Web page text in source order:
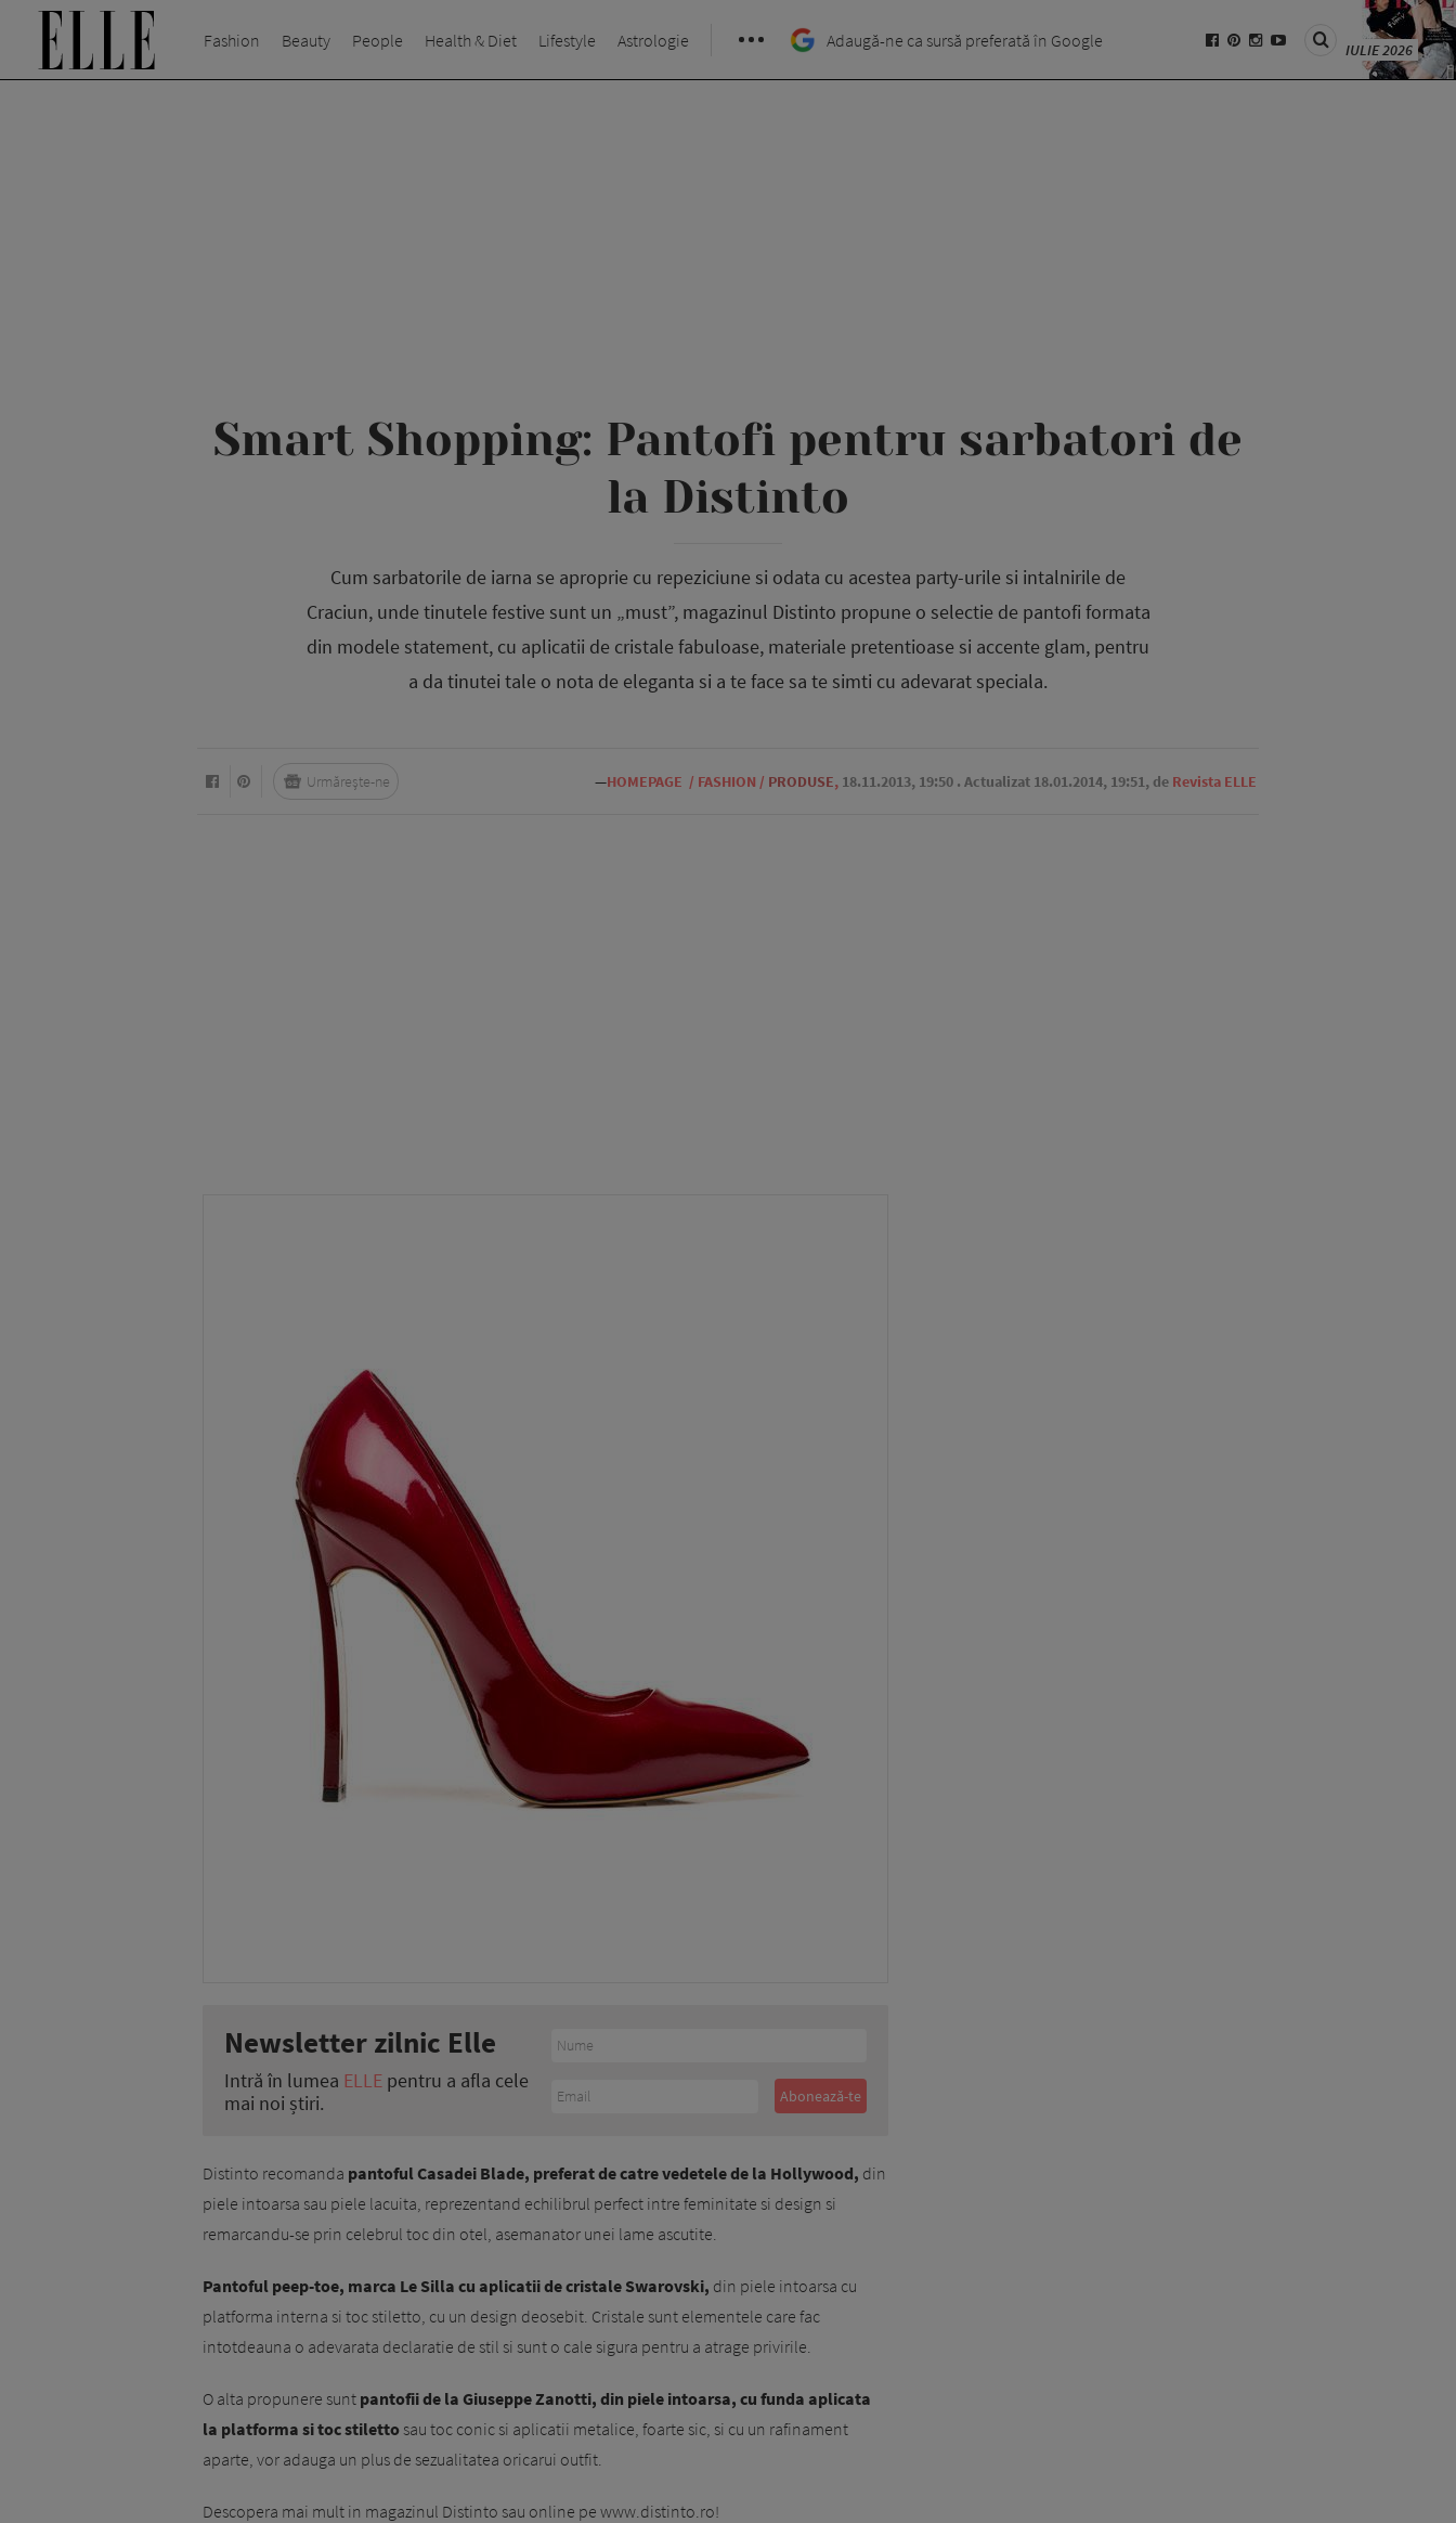
Fashion Beauty People Health & Diet Lifestyle Astrologie Adaugă-ne ca sursă preferată în Google IULIE 2026
Smart Shopping: Pantofi pentru sarbatori de
la Distinto
Cum sarbatorile de iarna se aproprie cu repeziciune si odata cu acestea party-urile si intalnirile de
Craciun, unde tinutele festive sunt un „must”, magazinul Distinto propune o selectie de pantofi formata
din modele statement, cu aplicatii de cristale fabuloase, materiale pretentioase si accente glam, pentru
a da tinutei tale o nota de eleganta si a te face sa te simti cu adevarat speciala.
—HOMEPAGE / FASHION / PRODUSE, 18.11.2013, 19:50 . Actualizat 18.01.2014, 19:51, de Revista ELLE
Urmărește-ne
Newsletter zilnic Elle
Intră în lumea ELLE pentru a afla cele
mai noi știri.
Distinto recomanda pantoful Casadei Blade, preferat de catre vedetele de la Hollywood, din
piele intoarsa sau piele lacuita, reprezentand echilibrul perfect intre feminitate si design si
remarcandu-se prin celebrul toc din otel, asemanator unei lame ascutite.
Pantoful peep-toe, marca Le Silla cu aplicatii de cristale Swarovski, din piele intoarsa cu
platforma interna si toc stiletto, cu un design deosebit. Cristale sunt elementele care fac
intotdeauna o adevarata declaratie de stil si sunt o cale sigura pentru a atrage privirile.
O alta propunere sunt pantofii de la Giuseppe Zanotti, din piele intoarsa, cu funda aplicata
la platforma si toc stilettosau toc conic si aplicatii metalice, foarte sic, si cu un rafinament
aparte, vor adauga un plus de sezualitatea oricarui outfit.
Descopera mai mult in magazinul Distinto sau online pe www.distinto.ro!